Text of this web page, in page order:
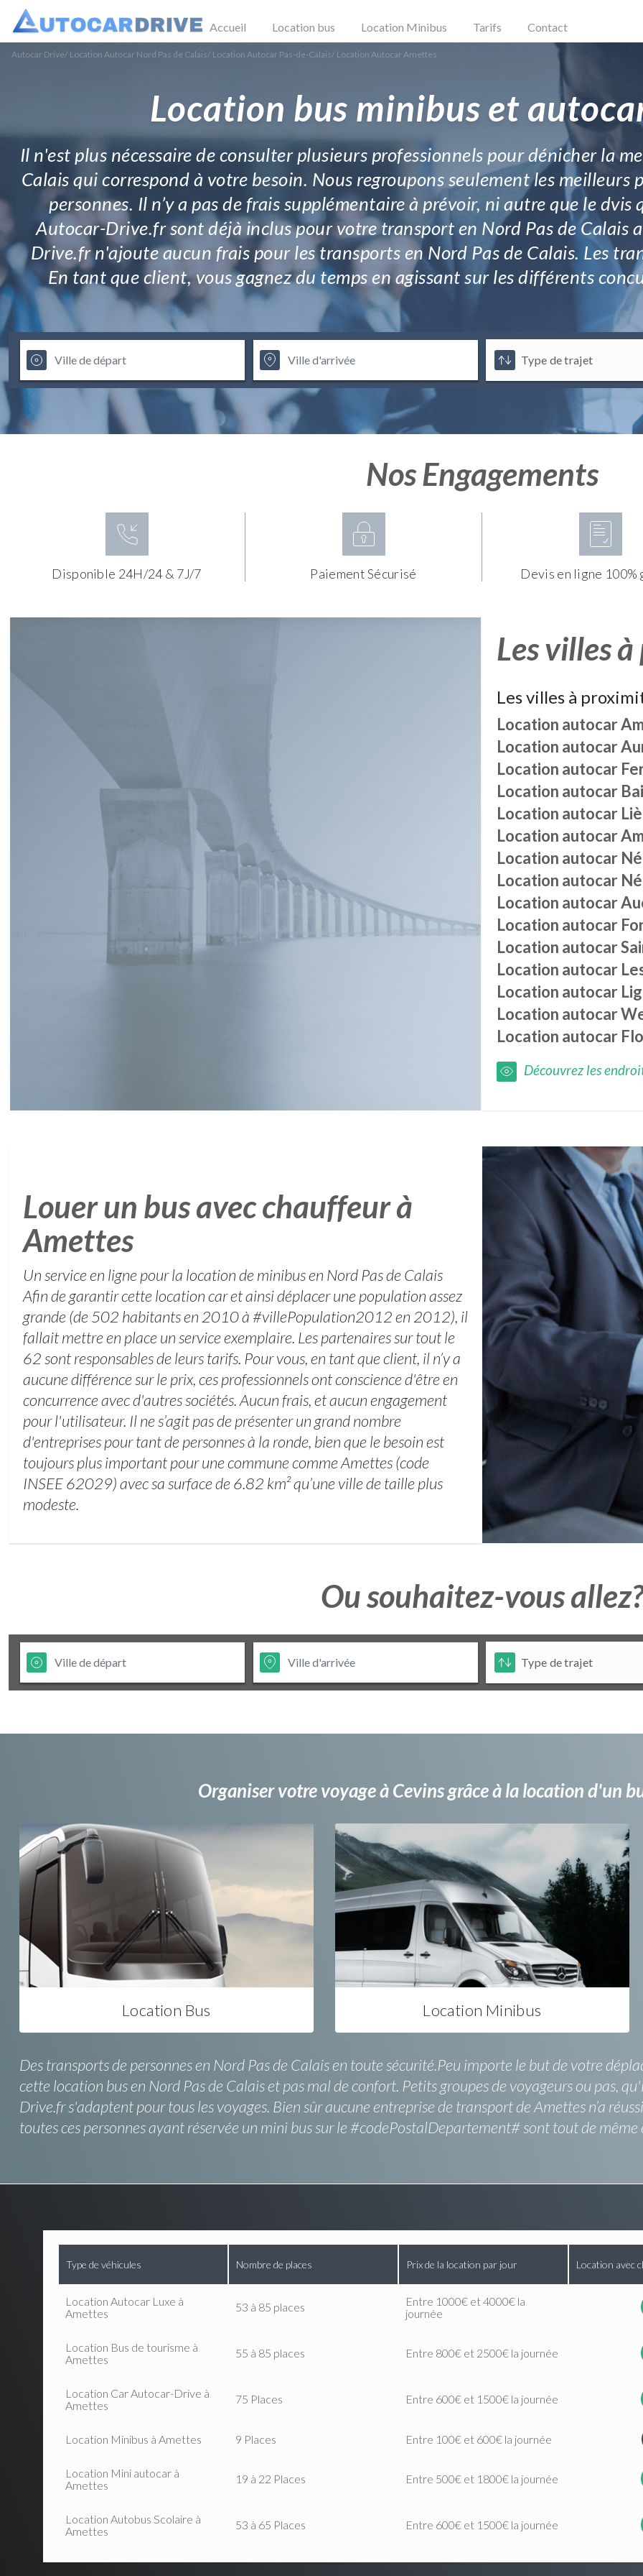
Accueil Location bus Location Minibus Tarifs Contact
Autocar Drive/ Location Autocar Nord Pas de Calais/ Location Autocar Pas-de-Calais/ Location Autocar Amettes
Location bus minibus et
Il n'est plus nécessaire de consulter plusieurs professionnels pour dénicher la
Calais qui correspond à votre besoin. Nous regroupons seulement les
personnes. Il n’y a pas de frais supplémentaire à prévoir, ni autre que le
Autocar-Drive.fr sont déjà inclus pour votre transport en Nord Pas de Calais
Drive.fr n'ajoute aucun frais pour les transports en Nord Pas de Calais. Les
En tant que client, vous gagnez du temps en agissant sur les différents
Nos Engagements
Disponible 24H/24 & 7J/7 Paiement Sécurisé Devis en ligne
Les villes
Les villes à
Location autocar
Location autocar
Location autocar
Location autocar
Location autocar
Location autocar
Location autocar
Location autocar
Location autocar
Location autocar
Location autocar
Location autocar
Location autocar
Location autocar
Location autocar
Découvrez les
Louer un bus avec chauffeur à
Amettes
Un service en ligne pour la location de minibus en Nord Pas de Calais
Afin de garantir cette location car et ainsi déplacer une population assez
grande (de 502 habitants en 2010 à #villePopulation2012 en 2012), il
fallait mettre en place un service exemplaire. Les partenaires sur tout le
62 sont responsables de leurs tarifs. Pour vous, en tant que client, il n’y a
aucune différence sur le prix, ces professionnels ont conscience d'être en
concurrence avec d'autres sociétés. Aucun frais, et aucun engagement
pour l'utilisateur. Il ne s’agit pas de présenter un grand nombre
d'entreprises pour tant de personnes à la ronde, bien que le besoin est
toujours plus important pour une commune comme Amettes (code
INSEE 62029) avec sa surface de 6.82 km² qu’une ville de taille plus
modeste.
Ou souhaitez-vous allez?
Organiser votre voyage à Cevins grâce à la location d'un
Location Bus Location Minibus
Des transports de personnes en Nord Pas de Calais en toute sécurité.Peu importe le but de votre
cette location bus en Nord Pas de Calais et pas mal de confort. Petits groupes de voyageurs ou pas,
Drive.fr s'adaptent pour tous les voyages. Bien sûr aucune entreprise de transport de Amettes n’a
toutes ces personnes ayant réservée un mini bus sur le #codePostalDepartement# sont tout de
Type de véhicules Nombre de places Prix de la location par jour Location avec
Location Autocar Luxe à
Amettes
53 à 85 places
Entre 1000€ et 4000€ la
journée
Location Bus de tourisme à
Amettes
55 à 85 places Entre 800€ et 2500€ la journée
Location Car Autocar-Drive à
Amettes
75 Places Entre 600€ et 1500€ la journée
Location Minibus à Amettes 9 Places Entre 100€ et 600€ la journée
Location Mini autocar à
Amettes
19 à 22 Places Entre 500€ et 1800€ la journée
Location Autobus Scolaire à
Amettes
53 à 65 Places Entre 600€ et 1500€ la journée